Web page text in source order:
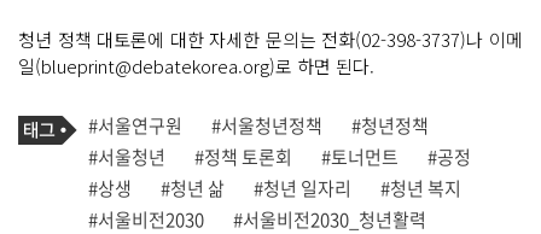
청년 정책 대토론에 대한 자세한 문의는 전화(02-398-3737)나 이메
일(blueprint@debatekorea.org)로 하면 된다.
기
사
관
련
태
그
태
그
#서울연구원 #서울청년정책
#청년정책
#서울청년
#정책 토론회 #토너먼트
#공정
#상생
#청년 삶 #청년 일자리
#청년 복지
#서울비전2030
#서울비전2030_청년활력